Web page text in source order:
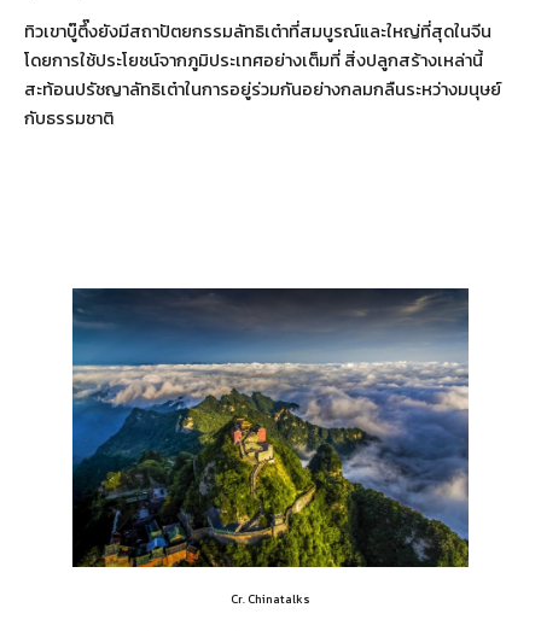
ทิวเขาบู๊ตึ๊งยังมีสถาปัตยกรรมลัทธิเต๋าที่สมบูรณ์และใหญ่ที่สุดในจีน
โดยการใช้ประโยชน์จากภูมิประเทศอย่างเต็มที่ สิ่งปลูกสร้างเหล่านี้
สะท้อนปรัชญาลัทธิเต๋าในการอยู่ร่วมกันอย่างกลมกลืนระหว่างมนุษย์
กับธรรมชาติ
Cr. Chinatalks